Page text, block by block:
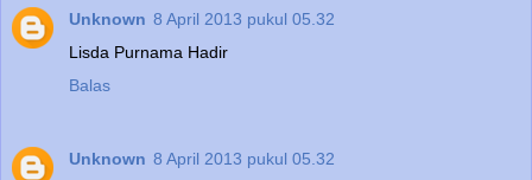
Unknown 8 April 2013 pukul 05.32
Lisda Purnama Hadir
Balas
Unknown 8 April 2013 pukul 05.32